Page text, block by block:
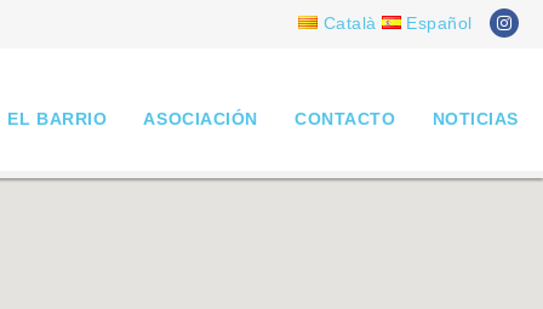
Català Español
EL BARRIO ASOCIACIÓN CONTACTO NOTICIAS